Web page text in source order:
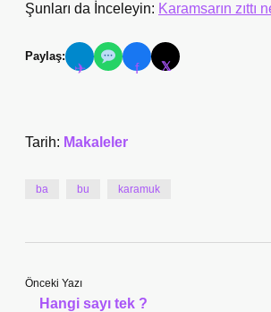
Şunları da İnceleyin: Karamsarın zıttı
Paylaş:
✈ f 𝕏
Tarih: Makaleler
ba bu karamuk
Önceki Yazı
Hangi sayı tek ?